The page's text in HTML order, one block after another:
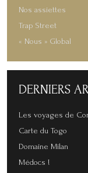
Nos assiettes
Trap Street
« Nous » Global
DERNIERS
Les voyages de
Carte du Togo
Domaine Milan
Médocs !